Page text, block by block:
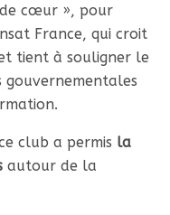
cœur », pour
France, qui croit
tient à souligner le
club a permis la
autour de la